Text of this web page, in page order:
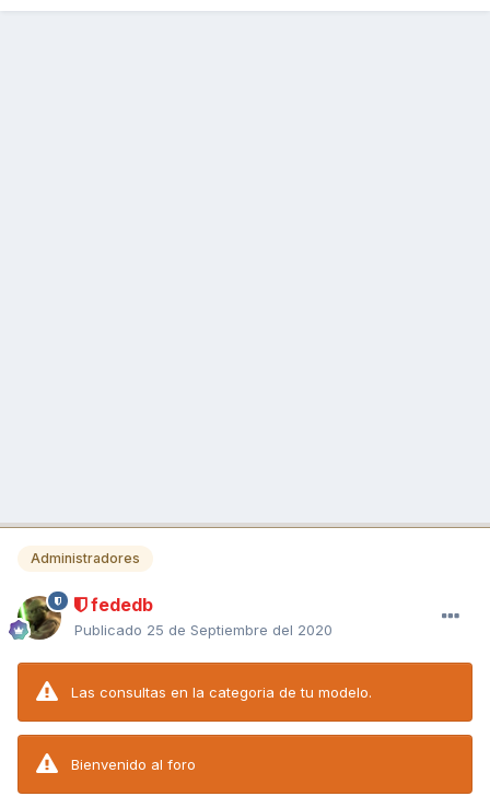
Administradores
fededb
Publicado 25 de Septiembre del 2020
Las consultas en la categoria de tu modelo.
Bienvenido al foro